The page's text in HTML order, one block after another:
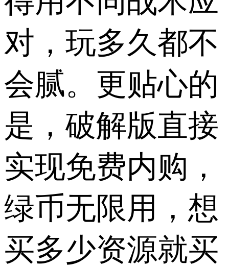
对，玩多久都不
会腻。更贴心的
是，破解版直接
实现免费内购，
绿币无限用，想
买多少资源就买